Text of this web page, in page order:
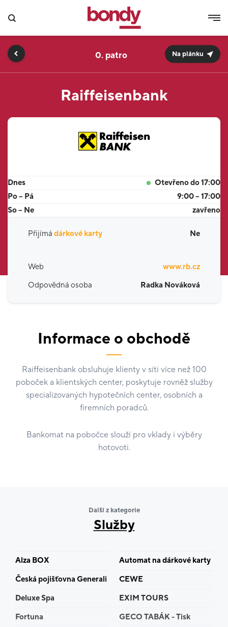
Raiffeisenbank
0. Na plánku
Dnes
Otevřeno do 17:00
Po – Pá
9:00 – 17:00
So – Ne
zavřeno
Přijímá dárkové karty Ne
Web
www.rb.cz
Odpovědná osoba
Radka Nováková
Informace o obchodě
Raiffeisenbank obsluhuje klienty v síti více než 100
poboček a klientských center, poskytuje rovněž služby
specializovaných hypotečních center, osobních a
firemních poradců.
Bankomat na pobočce slouží pro vklady i výběry
hotovoti.
Další z kategorie
Služby
Alza BOX
Automat na dárkové karty
Česká pojišťovna Generali
CEWE
Deluxe Spa
EXIM TOURS
Fortuna
GECO TABÁK - Tisk